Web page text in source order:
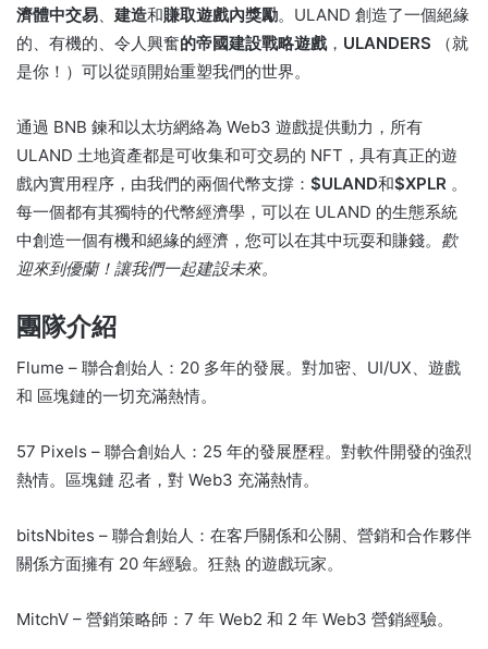
濟體中交易、 建造和賺取遊戲內獎勵。 ULAND 創造了一個絕緣
的、有機的、令人興奮的帝國建設戰略遊戲， ULANDERS
（就
是你！）可以從頭開始重塑我們的世界。
通過 BNB 鍊和以太坊網絡為 Web3 遊戲提供動力，所有
ULAND 土地資產都是可收集和可交易的 NFT，具有真正的遊
戲內實用程序，由我們的兩個代幣支撐： $ULAND和$XPLR 。
每一個都有其獨特的代幣經濟學，可以在 ULAND 的生態系統
中創造一個有機和絕緣的經濟，您可以在其中玩耍和賺錢。 歡
迎來到優蘭！ 讓我們一起建設未來。
團隊介紹
Flume – 聯合創始人：20 多年的發展。 對加密、UI/UX、遊戲
和 區塊鏈的一切充滿熱情。
57 Pixels – 聯合創始人：25 年的發展歷程。 對軟件開發的強烈
熱情。 區塊鏈 忍者，對 Web3 充滿熱​​情。
bitsNbites – 聯合創始人：在客戶關係和公關、營銷和合作夥伴
關係方面擁有 20 年經驗。 狂熱 的遊戲玩家。
MitchV – 營銷策略師：7 年 Web2 和 2 年 Web3 營銷經驗。